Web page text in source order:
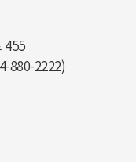
455
880-2222)